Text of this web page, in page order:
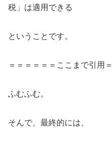
税」は適用できる
ということです。
＝＝＝＝＝＝ここまで引用
ふむふむ。
そんで、最終的には、